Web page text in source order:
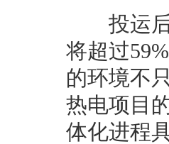
投运后
将超过
的环境不
热电项目
体化进程